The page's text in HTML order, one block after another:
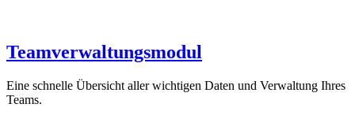
Teamverwaltungsmodul
Eine schnelle Übersicht aller wichtigen Daten und Verwaltung Ihres
Teams.